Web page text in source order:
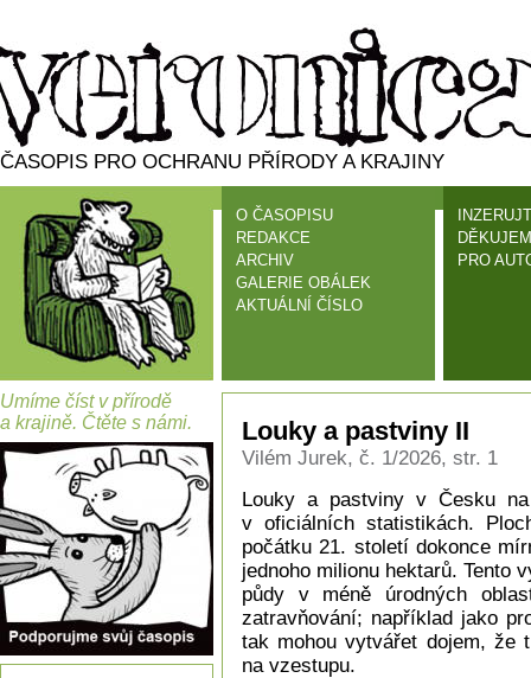
ČASOPIS PRO OCHRANU PŘÍRODY A KRAJINY
O ČASOPISU
REDAKCE
ARCHIV
GALERIE OBÁLEK
AKTUÁLNÍ ČÍSLO
PRO
Umíme číst v přírodě
a krajině. Čtěte s námi.
Louky a pastviny II
Vilém Jurek, č. 1/2026, str. 1
Louky a pastviny v Česku
v oficiálních statistikách.
počátku 21. století dokonce
jednoho milionu hektarů. Tento
půdy v méně úrodných
zatravňování; například jako
tak mohou vytvářet dojem, že
na vzestupu.